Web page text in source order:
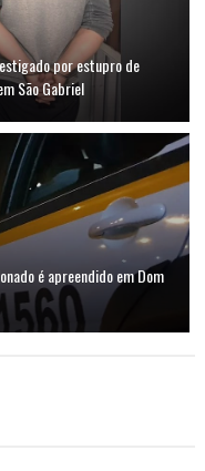
por estupro de
São Gabriel
é apreendido em Dom